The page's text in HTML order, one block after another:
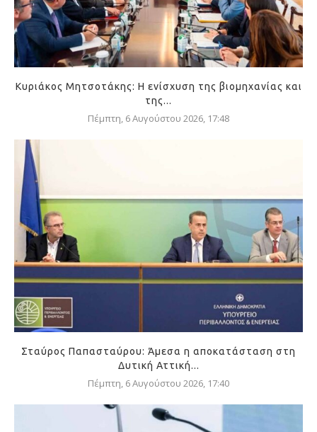
Κυριάκος Μητσοτάκης: Η ενίσχυση της βιομηχανίας και
της...
Πέμπτη, 6 Αυγούστου 2026, 17:48
Σταύρος Παπασταύρου: Άμεσα η αποκατάσταση στη
Δυτική Αττική...
Πέμπτη, 6 Αυγούστου 2026, 17:40